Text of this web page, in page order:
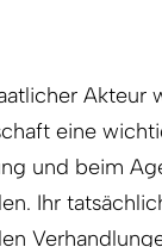
Akteur
eine
und beim
Ihr